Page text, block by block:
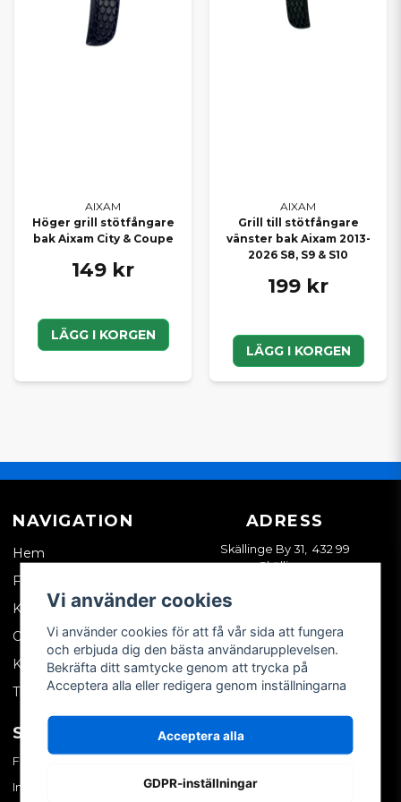
SE HELA VÅRT SORTIMENT FÖR
Saknar du en specifik originaldel i webbutiken? Kontakta oss
gärna så hjälper vi dig att kontrollera tillgänglighet och beställa
hem rätt del. Vi arbetar dagligen med både privatpersoner och
verkstäder och hjälper dig hitta exakt det du behöver.
Med rätt originaldelar håller du din Aixam i toppskick – tryggt,
AIXAM
Höger grill stötfångare
bak Aixam City & Coupe
149 kr
LÄGG I KORGEN
AIXAM
Grill till stötfångare
vänster bak Aixam 2013-
2026 S8, S9 & S10
199 kr
LÄGG I KORGEN
NAVIGATION
Hem
Företagskund
Kontakta oss
Om oss
Köpvillkor
Tips & trix
ADRESS
Skällinge By 31, 432 99
Skällinge
SOCIALA MEDIER
Facebook
Instagram
MITT KONTO
Skapa konto
Vi använder cookies
Vi använder cookies för att få vår sida att fungera
och erbjuda dig den bästa användarupplevelsen.
Bekräfta ditt samtycke genom att trycka på
Acceptera alla eller redigera genom inställningarna
Acceptera alla
GDPR-inställningar